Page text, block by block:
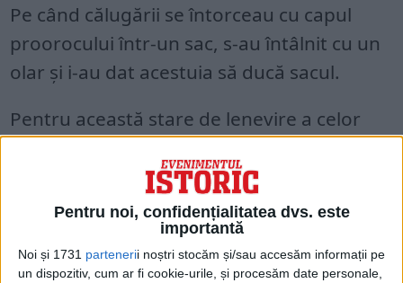
Pentru noi, confidențialitatea dvs. este
importantă
Noi și 1731 partenerii noștri stocăm și/sau accesăm informații pe
un dispozitiv, cum ar fi cookie-urile, și procesăm date personale,
Pe când călugării se întorceau cu capul
proorocului într-un sac, s-au întâlnit cu un
olar şi i-au dat acestuia să ducă sacul.
Pentru această stare de lenevire a celor
olar să fugă cu sac cu tot.